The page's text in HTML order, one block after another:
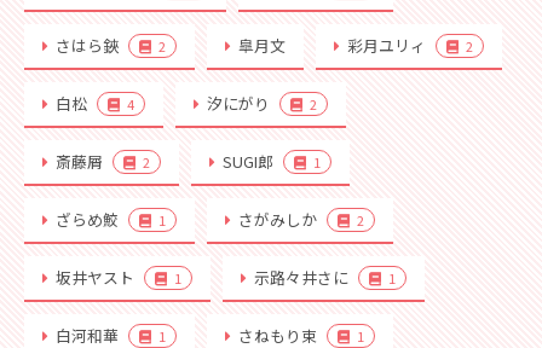
さはら鋏 2 皐月文 彩月ユリィ 2
白松 4 汐にがり 2
斎藤屑 2 SUGI郎 1
ざらめ鮫 1 さがみしか 2
坂井ヤスト 1 示路々井さに 1
白河和華 1 さねもり束 1